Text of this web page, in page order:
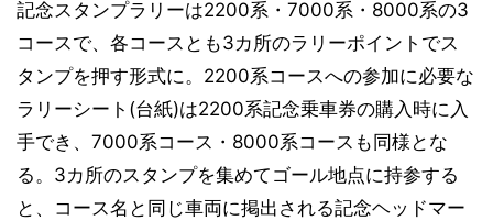
記念スタンプラリーは2200系・7000系・8000系の3
コースで、各コースとも3カ所のラリーポイントでス
タンプを押す形式に。2200系コースへの参加に必要な
ラリーシート(台紙)は2200系記念乗車券の購入時に入
手でき、7000系コース・8000系コースも同様とな
る。3カ所のスタンプを集めてゴール地点に持参する
と、コース名と同じ車両に掲出される記念ヘッドマー